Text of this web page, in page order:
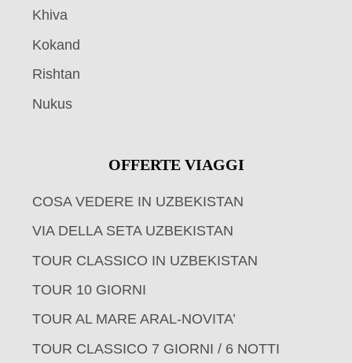
Khiva
Kokand
Rishtan
Nukus
OFFERTE VIAGGI
COSA VEDERE IN UZBEKISTAN
VIA DELLA SETA UZBEKISTAN
TOUR CLASSICO IN UZBEKISTAN
TOUR 10 GIORNI
TOUR AL MARE ARAL-NOVITA’
TOUR CLASSICO 7 GIORNI / 6 NOTTI